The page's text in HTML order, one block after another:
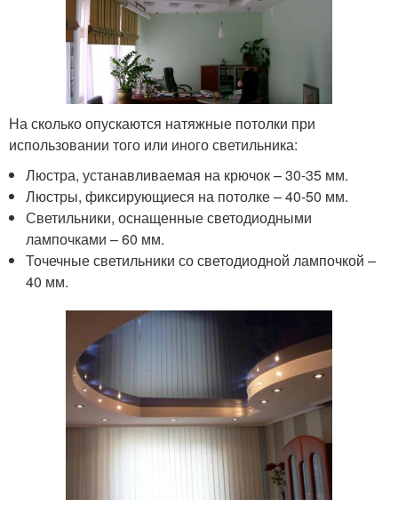
На сколько опускаются натяжные потолки при
использовании того или иного светильника:
Люстра, устанавливаемая на крючок – 30-35 мм.
Люстры, фиксирующиеся на потолке – 40-50 мм.
Светильники, оснащенные светодиодными
лампочками – 60 мм.
Точечные светильники со светодиодной лампочкой –
40 мм.